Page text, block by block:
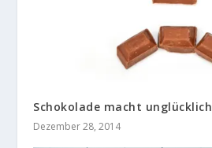
Schokolade macht unglücklich
Dezember 28, 2014